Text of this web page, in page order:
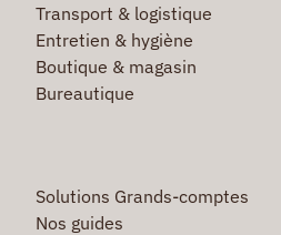
Transport & logistique
Entretien & hygiène
Boutique & magasin
Bureautique
Solutions Grands-comptes
Nos guides